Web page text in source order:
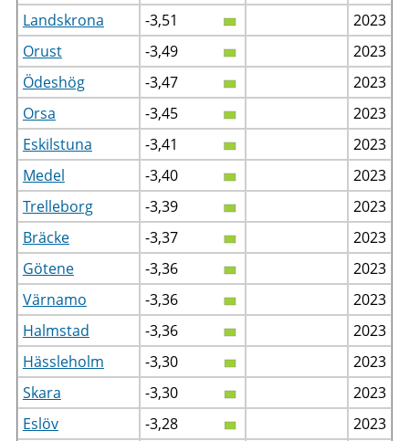
Landskrona
-3,51
2023
Orust
-3,49
2023
Ödeshög
-3,47
2023
Orsa
-3,45
2023
Eskilstuna
-3,41
2023
Medel
-3,40
2023
Trelleborg
-3,39
2023
Bräcke
-3,37
2023
Götene
-3,36
2023
Värnamo
-3,36
2023
Halmstad
-3,36
2023
Hässleholm
-3,30
2023
Skara
-3,30
2023
Eslöv
-3,28
2023